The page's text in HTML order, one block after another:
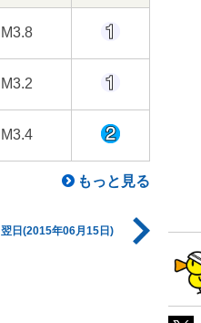
M3.8
M3.2
M3.4
もっと見る
翌日(2015年06月15日)